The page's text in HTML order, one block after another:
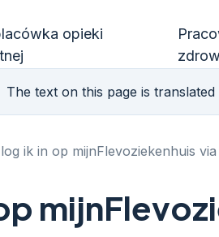
opieki
The text on this page is translated
ik in op mijnFlevoziekenhuis